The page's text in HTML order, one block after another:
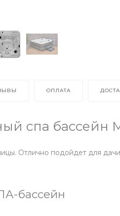
ОПЛАТА
спа бассейн
Отлично подойдет для
бассейн